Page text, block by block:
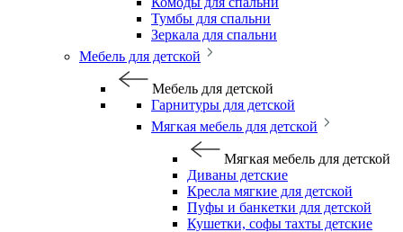
Тумбы для спальни
Зеркала для спальни
Мебель для детской
Мебель для детской
Гарнитуры для детской
Мягкая мебель для детской
Мягкая мебель для детской
Диваны детские
Кресла мягкие для детской
Пуфы и банкетки для детской
Кушетки, софы тахты детские